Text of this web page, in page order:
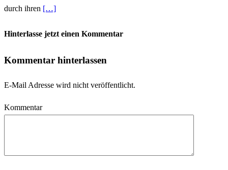
durch ihren […]
Hinterlasse jetzt einen Kommentar
Kommentar hinterlassen
E-Mail Adresse wird nicht veröffentlicht.
Kommentar